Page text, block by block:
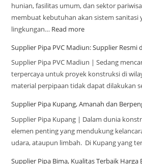
hunian, fasilitas umum, dan sektor
membuat kebutuhan akan sistem sanitasi
lingkungan… Read more
Supplier Pipa PVC Madiun: Supplier Resmi
Supplier Pipa PVC Madiun | Sedang
terpercaya untuk proyek konstruksi di
material perpipaan tidak dapat dilakukan
Supplier Pipa Kupang, Amanah dan
Supplier Pipa Kupang | Dalam dunia
elemen penting yang mendukung
udara, ataupun limbah. Di Kupang yang
Supplier Pipa Bima, Kualitas Terbaik Harga